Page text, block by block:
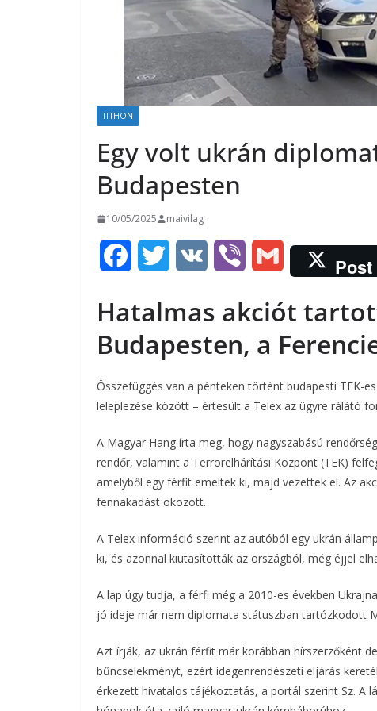
ITTHON
Egy volt ukrán
Budapesten
10/05/2025 maivilag
c
e
b
o
o
k
t
t
e
r
b
e
r
a
i
Post
Hatalmas akciót
Budapesten, a
Összefüggés van a pénteken történt budapesti TEK-
leleplezése között – értesült a Telex az ügyre rálátó
A Magyar Hang írta meg, hogy nagyszabású
rendőr, valamint a Terrorelhárítási Központ (TEK)
amelyből egy férfit emeltek ki, majd vezettek el. Az
fennakadást okozott.
A Telex információ szerint az autóból egy ukrán
ki, és azonnal kiutasították az országból, még éjjel
A lap úgy tudja, a férfi még a 2010-es években
jó ideje már nem diplomata státuszban tartózkodott
Azt írják, az ukrán férfit már korábban hírszerzőként
bűncselekményt, ezért idegenrendészeti eljárás
érkezett hivatalos tájékoztatás, a portál szerint Sz. A